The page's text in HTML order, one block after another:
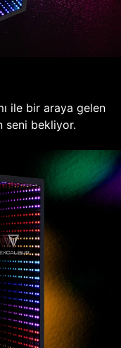
ile bir araya gelen
seni bekliyor.